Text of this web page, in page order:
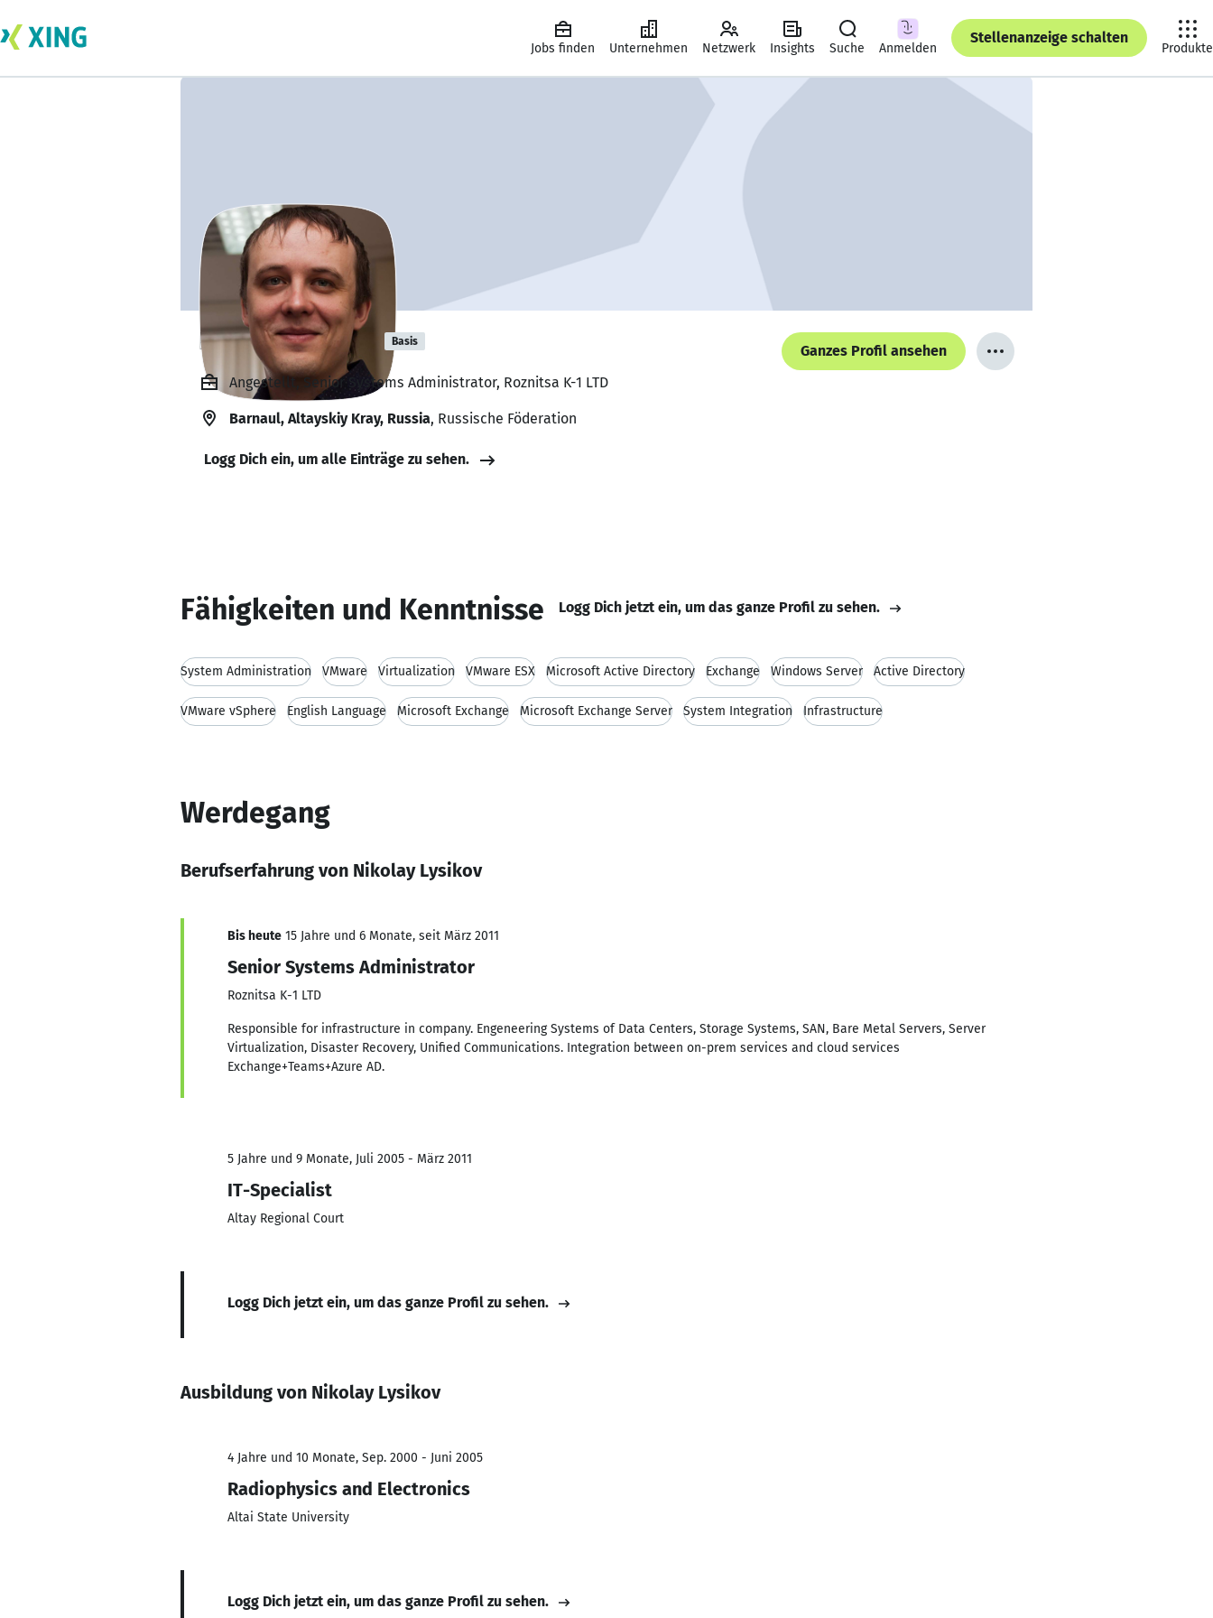
Jobs finden Unternehmen Netzwerk Insights Suche Anmelden
Stellenanzeige schalten
Produkte
Nikolay Lysikov Basis
Ganzes Profil ansehen
Angestellt, Senior Systems Administrator, Roznitsa K-1 LTD
Barnaul, Altayskiy Kray, Russia, Russische Föderation
Logg Dich ein, um alle Einträge zu sehen.
Fähigkeiten und Kenntnisse Logg Dich jetzt ein, um das ganze Profil zu sehen.
System Administration VMware Virtualization VMware ESX Microsoft Active Directory Exchange Windows Server Active Directory
VMware vSphere English Language Microsoft Exchange Microsoft Exchange Server System Integration Infrastructure
Werdegang
Berufserfahrung von Nikolay Lysikov
Bis heute 15 Jahre und 6 Monate, seit März 2011
Senior Systems Administrator
Roznitsa K-1 LTD
Responsible for infrastructure in company. Engeneering Systems of Data Centers, Storage Systems, SAN, Bare Metal Servers, Server
Virtualization, Disaster Recovery, Unified Communications. Integration between on-prem services and cloud services
Exchange+Teams+Azure AD.
5 Jahre und 9 Monate, Juli 2005 - März 2011
IT-Specialist
Altay Regional Court
Logg Dich jetzt ein, um das ganze Profil zu sehen.
Ausbildung von Nikolay Lysikov
4 Jahre und 10 Monate, Sep. 2000 - Juni 2005
Radiophysics and Electronics
Altai State University
Logg Dich jetzt ein, um das ganze Profil zu sehen.